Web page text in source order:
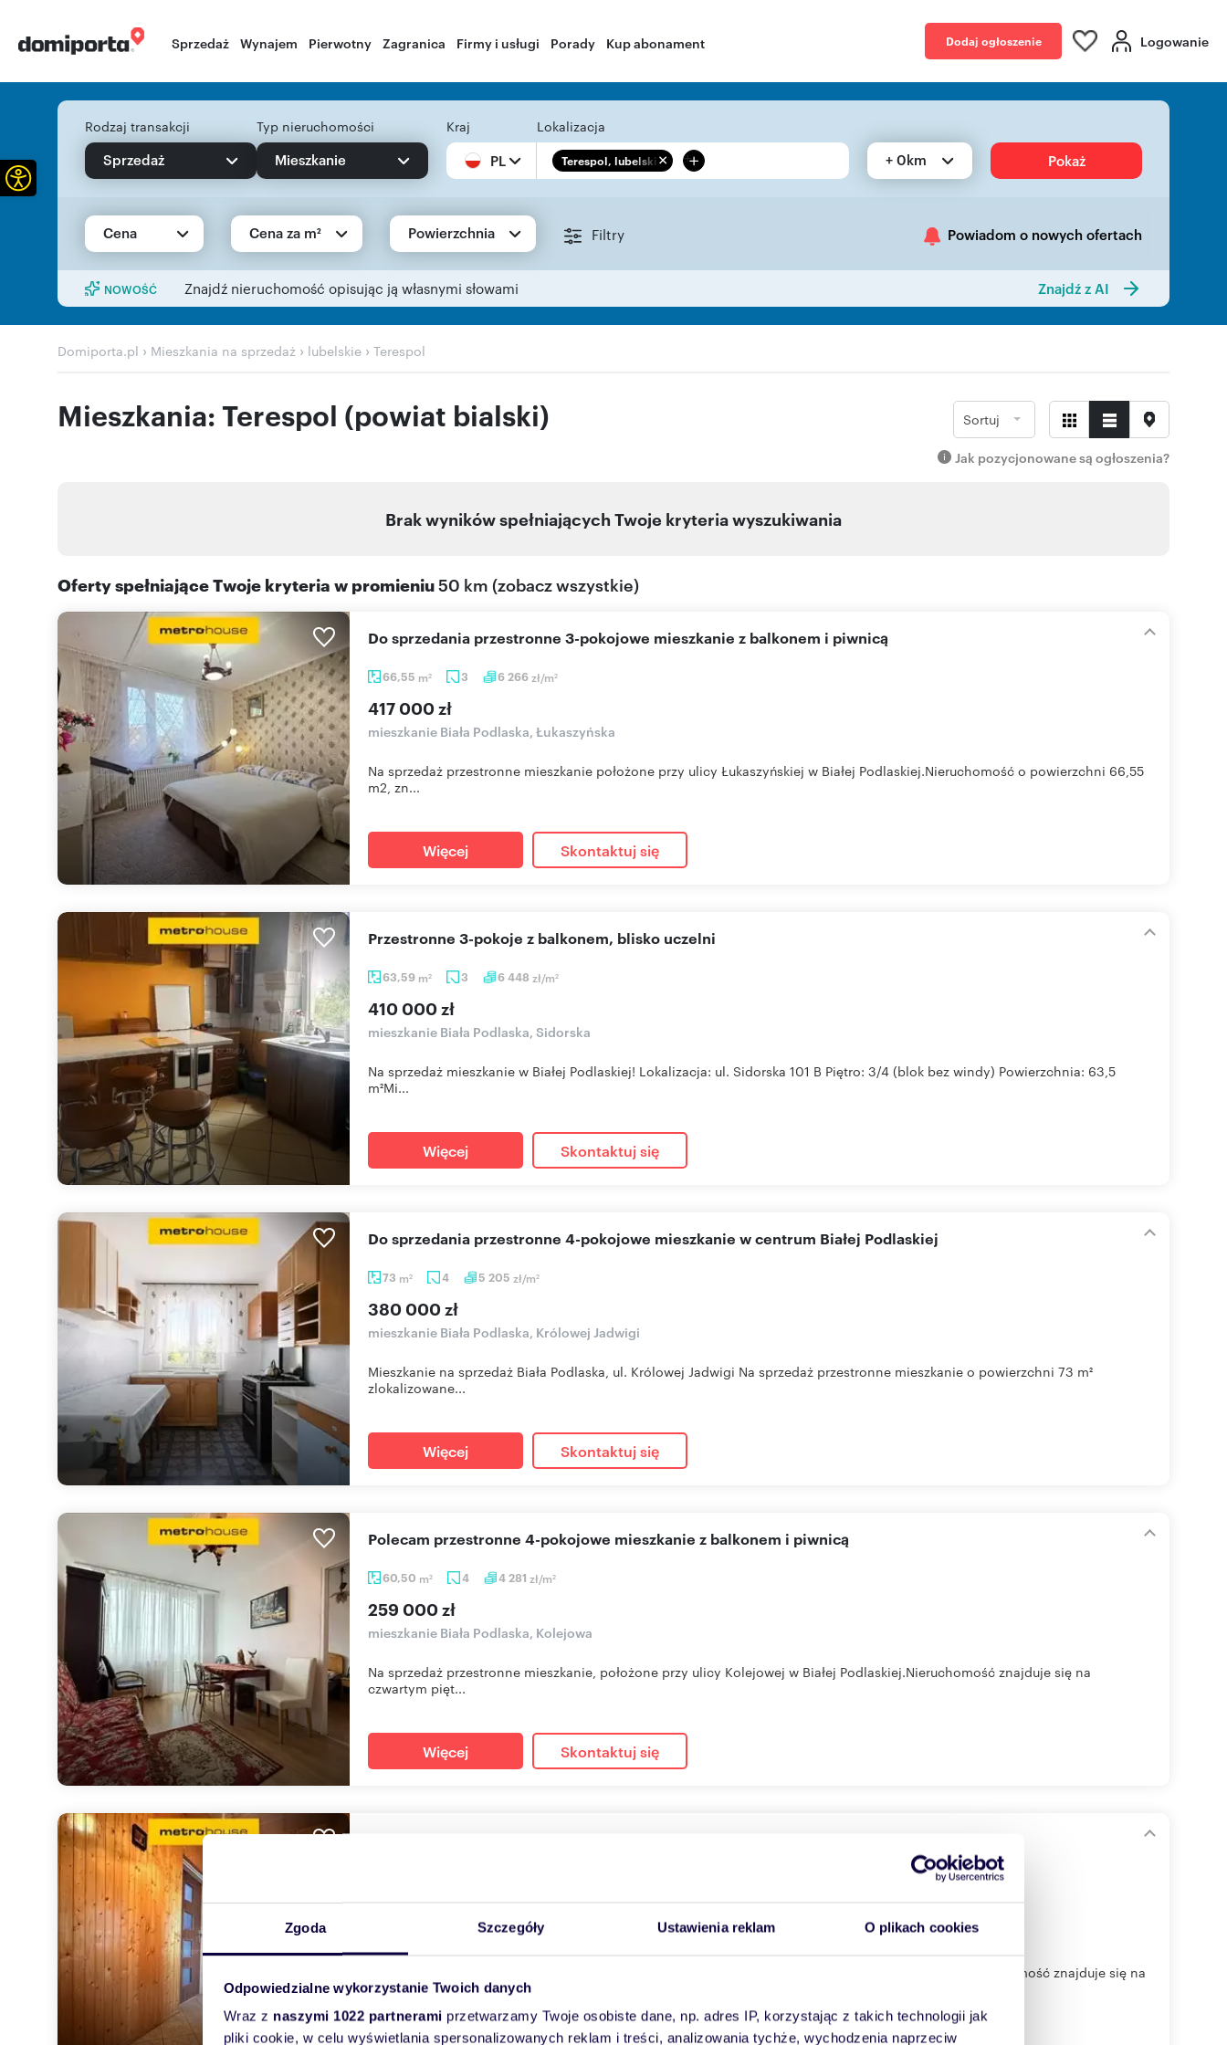
Zgoda Szczegóły Ustawienia reklam O plikach cookies
Odpowiedzialne wykorzystanie Twoich danych
Wraz z naszymi 1022 partnerami przetwarzamy Twoje osobiste dane, np. adres IP, korzystając z takich technologii jak
pliki cookie, w celu wyświetlania spersonalizowanych reklam i treści, analizowania tychże, wychodzenia naprzeciw
Sprzedaż Wynajem Pierwotny Zagranica Firmy i usługi Porady Kup abonament Dodaj ogłoszenie Logowanie
Rodzaj transakcji
Sprzedaż
Typ nieruchomości
Mieszkanie
Kraj
PL
Lokalizacja
Terespol, lubelskie + + 0km Pokaż
Cena Cena za m² Powierzchnia Filtry Powiadom o nowych ofertach
NOWOŚĆ Znajdź nieruchomość opisując ją własnymi słowami Znajdź z AI
Domiporta.pl › Mieszkania na sprzedaż › lubelskie › Terespol
Mieszkania: Terespol (powiat bialski) Sortuj
Jak pozycjonowane są ogłoszenia?
Brak wyników spełniających Twoje kryteria wyszukiwania
Oferty spełniające Twoje kryteria w promieniu50 km (zobacz wszystkie)
66,55 m2 3 6 266zł/m2
Do sprzedania przestronne 3-pokojowe mieszkanie z balkonem i piwnicą
417 000 zł
mieszkanie Biała Podlaska, Łukaszyńska
Na sprzedaż przestronne mieszkanie położone przy ulicy Łukaszyńskiej w Białej Podlaskiej.Nieruchomość o powierzchni 66,55
m2, zn...
Więcej Skontaktuj się
63,59 m2 3 6 448 zł/m2
Przestronne 3-pokoje z balkonem, blisko uczelni
410 000 zł
mieszkanie Biała Podlaska, Sidorska
Na sprzedaż mieszkanie w Białej Podlaskiej! Lokalizacja: ul. Sidorska 101 B Piętro: 3/4 (blok bez windy) Powierzchnia: 63,5
m²Mi...
Więcej Skontaktuj się
73 m2 4 5 205 zł/m2
Do sprzedania przestronne 4-pokojowe mieszkanie w centrum Białej Podlaskiej
380 000 zł
mieszkanie Biała Podlaska, Królowej Jadwigi
Mieszkanie na sprzedaż Biała Podlaska, ul. Królowej Jadwigi Na sprzedaż przestronne mieszkanie o powierzchni 73 m²
zlokalizowane...
Więcej Skontaktuj się
60,50 m2 4 4 281 zł/m2
Polecam przestronne 4-pokojowe mieszkanie z balkonem i piwnicą
259 000 zł
mieszkanie Biała Podlaska, Kolejowa
Na sprzedaż przestronne mieszkanie, położone przy ulicy Kolejowej w Białej Podlaskiej.Nieruchomość znajduje się na
czwartym pięt...
Więcej Skontaktuj się
mieszkanie Biała Podlaska, Zygmunta Starego
Na sprzedaż przestronne mieszkanie, położone przy ulicy Zygmunta Starego w Białej Podlaskiej.Nieruchomość znajduje się na
czwart...
Otwórz pasek narzędzi